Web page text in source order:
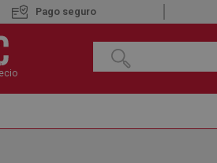
Pago seguro